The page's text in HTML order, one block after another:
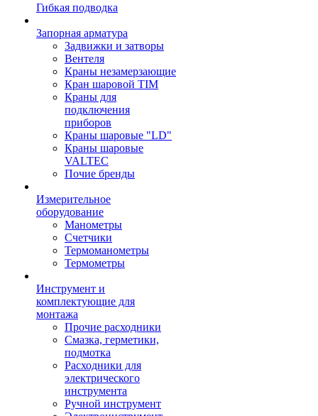
Гибкая подводка
Запорная арматура
Задвижки и затворы
Вентеля
Краны незамерзающие
Кран шаровой TIM
Краны для
подключения
приборов
Краны шаровые "LD"
Краны шаровые
VALTEC
Почие бренды
Измерительное
оборудование
Манометры
Счетчики
Термоманометры
Термометры
Инструмент и
комплектующие для
монтажа
Прочие расходники
Смазка, герметики,
подмотка
Расходники для
электрического
инструмента
Ручной инструмент